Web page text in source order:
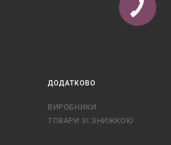
ДОДАТКОВО
ВИРОБНИКИ
ТОВАРИ ЗІ ЗНИЖКОЮ